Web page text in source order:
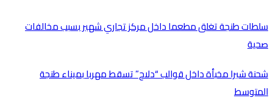
سلطات طنجة تغلق مطعما داخل مركز تجاري شهير بسبب مخالفات
صحية
شحنة شيرا مخبأة داخل قوالب “دلاح” تسقط مهربا بميناء طنجة
المتوسط